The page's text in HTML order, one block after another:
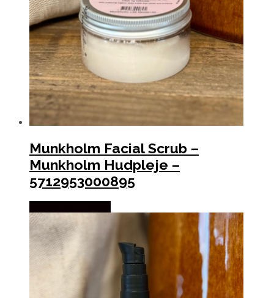
Munkholm Facial Scrub –
Munkholm Hudpleje –
5712953000895